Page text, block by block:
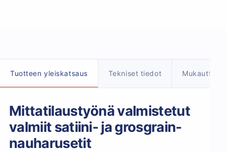
Tuotetiedot
Tuotteen yleiskatsaus Tekniset tiedot
Mittatilaustyönä valmistetut
valmiit satiini- ja grosgrain-
nauharusetit